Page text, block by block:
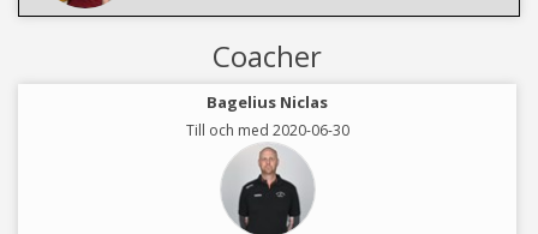
Coacher
Bagelius Niclas
Till och med 2020-06-30